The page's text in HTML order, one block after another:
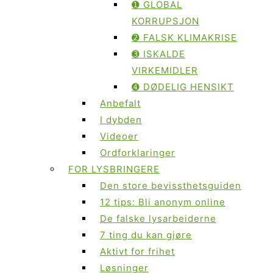
➊ GLOBAL
KORRUPSJON
➋ FALSK KLIMAKRISE
➌ ISKALDE
VIRKEMIDLER
➍ DØDELIG HENSIKT
Anbefalt
I dybden
Videoer
Ordforklaringer
FOR LYSBRINGERE
Den store bevissthetsguiden
12 tips: Bli anonym online
De falske lysarbeiderne
7 ting du kan gjøre
Aktivt for frihet
Løsninger